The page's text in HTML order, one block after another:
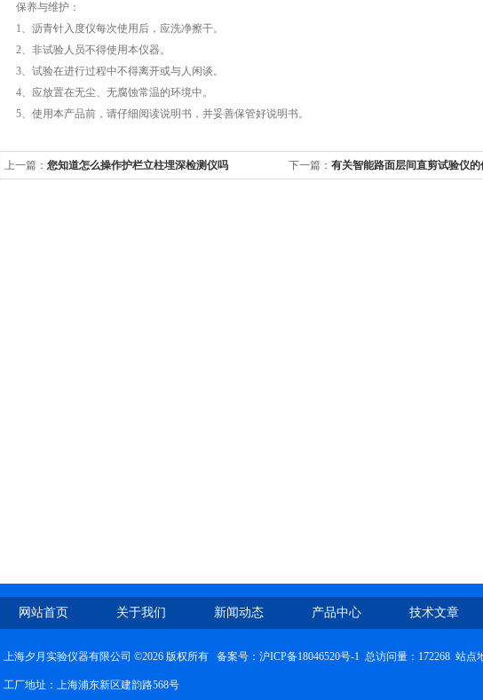
保养与维护：
1、沥青针入度仪每次使用后，应洗净擦干。
2、非试验人员不得使用本仪器。
3、试验在进行过程中不得离开或与人闲谈。
4、应放置在无尘、无腐蚀常温的环境中。
5、使用本产品前，请仔细阅读说明书，并妥善保管好说明书。
上一篇： 您知道怎么操作护栏立柱埋深检测仪吗 下一篇： 有关智能路面层间直剪试验仪的
网站首页 关于我们 新闻动态 产品中心 技术文章
上海夕月实验仪器有限公司 ©2026 版权所有 备案号： 沪ICP备18046520号-1 总访问量：172268 站点
工厂地址：上海浦东新区建韵路568号